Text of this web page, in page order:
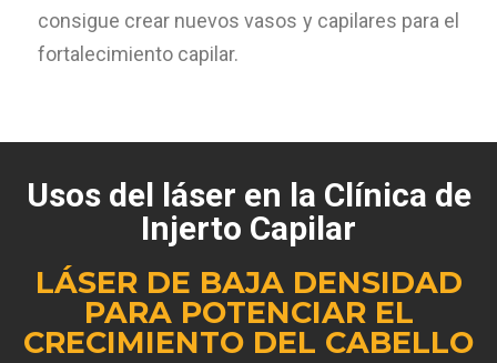
consigue crear nuevos vasos y capilares para el
fortalecimiento capilar.
Usos del láser en la Clínica de
Injerto Capilar
LÁSER DE BAJA DENSIDAD
PARA POTENCIAR EL
CRECIMIENTO DEL CABELLO